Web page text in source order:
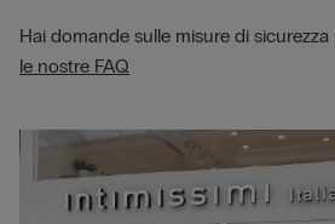
Hai domande sulle misure di
le nostre FAQ